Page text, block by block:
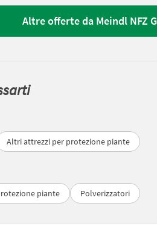
Altre offerte da Meindl NFZ
Altri attrezzi per protezione piante
piante Polverizzatori